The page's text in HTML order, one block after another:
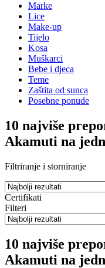
Marke
Lice
Make-up
Tijelo
Kosa
Muškarci
Bebe i djeca
Teme
Zaštita od sunca
Posebne ponude
10 najviše
Akamuti na
Filtriranje i storniranje
Certifikati
Filteri
10 najviše
Akamuti na